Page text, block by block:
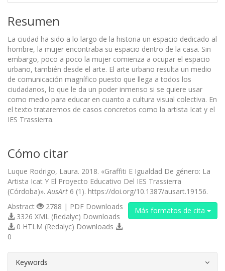
Resumen
La ciudad ha sido a lo largo de la historia un espacio dedicado al
hombre, la mujer encontraba su espacio dentro de la casa. Sin
embargo, poco a poco la mujer comienza a ocupar el espacio
urbano, también desde el arte. El arte urbano resulta un medio
de comunicación magnífico puesto que llega a todos los
ciudadanos, lo que le da un poder inmenso si se quiere usar
como medio para educar en cuanto a cultura visual colectiva. En
el texto trataremos de casos concretos como la artista Icat y el
IES Trassierra.
Cómo citar
Luque Rodrigo, Laura. 2018. «Graffiti E Igualdad De género: La
Artista Icat Y El Proyecto Educativo Del IES Trassierra
(Córdoba)». AusArt 6 (1). https://doi.org/10.1387/ausart.19156.
Más formatos de cita
Abstract
2788 | PDF Downloads
3326 XML (Redalyc) Downloads
0 HTLM (Redalyc) Downloads
0
Keywords